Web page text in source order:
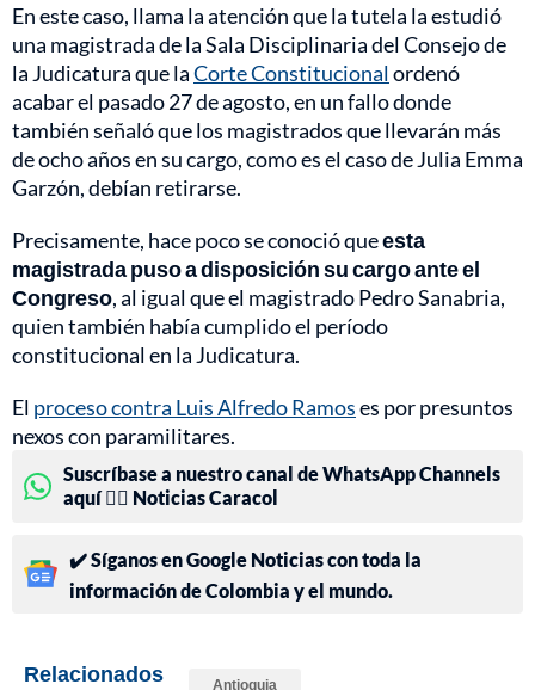
En este caso, llama la atención que la tutela la estudió
una magistrada de la Sala Disciplinaria del Consejo de
la Judicatura que laCorte Constitucionalordenó
acabar el pasado 27 de agosto, en un fallo donde
también señaló que los magistrados que llevarán más
de ocho años en su cargo, como es el caso de Julia Emma
Garzón, debían retirarse.
Precisamente, hace poco se conoció queesta
magistrada puso a disposición su cargo ante el
Congreso, al igual que el magistrado Pedro Sanabria,
quien también había cumplido el período
constitucional en la Judicatura.
El proceso contra Luis Alfredo Ramoses por presuntos
nexos con paramilitares.
Suscríbase a nuestro canal de WhatsApp Channels
aquí 👉🏻 Noticias Caracol
✔️ Síganos en Google Noticias con toda la
información de Colombia y el mundo.
Relacionados Antioquia